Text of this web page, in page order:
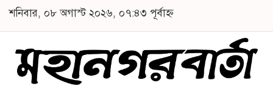
শনিবার, ০৮ অগাস্ট ২০২৬, ০৭:৪৩ পূর্বাহ্ন